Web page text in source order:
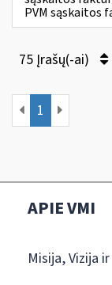
PVM sąskaitos
75 Įrašų(-ai)
1
APIE VMI
Misija, Vizija